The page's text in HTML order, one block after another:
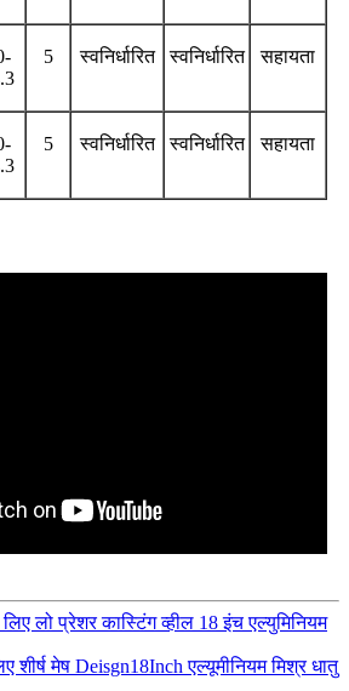
5 स्वनिर्धारित स्वनिर्धारित सहायता
5 स्वनिर्धारित स्वनिर्धारित सहायता
लो प्रेशर कास्टिंग व्हील 18 इंच एल्युमिनियम
शीर्ष मेष Deisgn18Inch एल्यूमीनियम मिश्र धातु